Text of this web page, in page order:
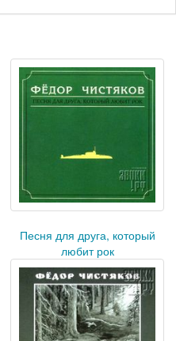
Песня для друга, который
любит рок